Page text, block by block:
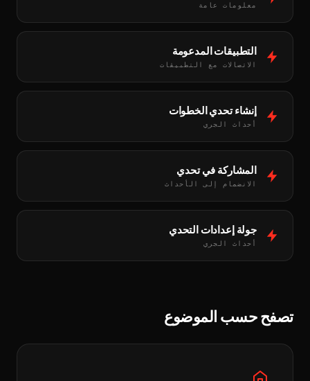
معلومات عامة
التطبيقات المدعومة
الاتصالات مع التطبيقات
إنشاء تحدي الخطوات
أحداث الجري
المشاركة في تحدي
الانضمام إلى الأحداث
جولة إعدادات التحدي
أحداث الجري
تصفح حسب الموضوع